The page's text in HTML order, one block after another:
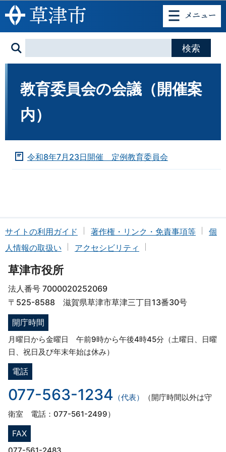
このページの本文へ移動
教育委員会の会議（開催案
内）
令和8年7月23日開催 定例教育委員会
サイトの利用ガイド 著作権・リンク・免責事項等
個
人情報の取扱い
アクセシビリティ
草津市役所
法人番号 7000020252069
〒525-8588 滋賀県草津市草津三丁目13番30号
開庁時間
月曜日から金曜日 午前9時から午後4時45分（土曜日、日曜
日、祝日及び年末年始は休み）
電話
077-563-1234 （代表）
（開庁時間以外は守
衛室 電話：077-561-2499）
FAX